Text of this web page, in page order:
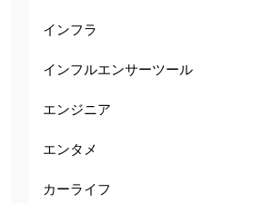
インフラ
インフルエンサーツール
エンジニア
エンタメ
カーライフ